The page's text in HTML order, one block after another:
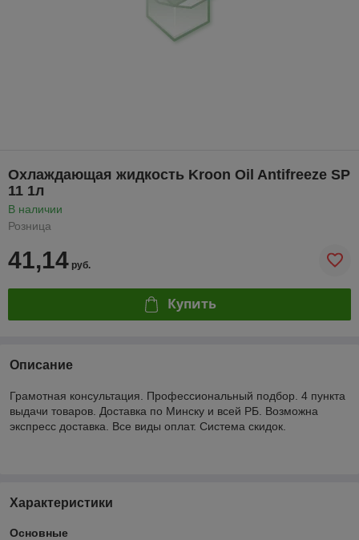
Охлаждающая жидкость Kroon Oil Antifreeze SP
11 1л
В наличии
Розница
41,14 руб.
Купить
Описание
Грамотная консультация. Профессиональный подбор. 4 пункта
выдачи товаров. Доставка по Минску и всей РБ. Возможна
экспресс доставка. Все виды оплат. Система скидок.
Характеристики
Основные